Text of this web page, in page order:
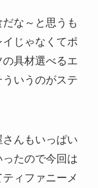
な～と思うも
じゃなくてポ
具材選べるエ
いうのがステ
んもいっぱい
たので今回は
ィファニーメ